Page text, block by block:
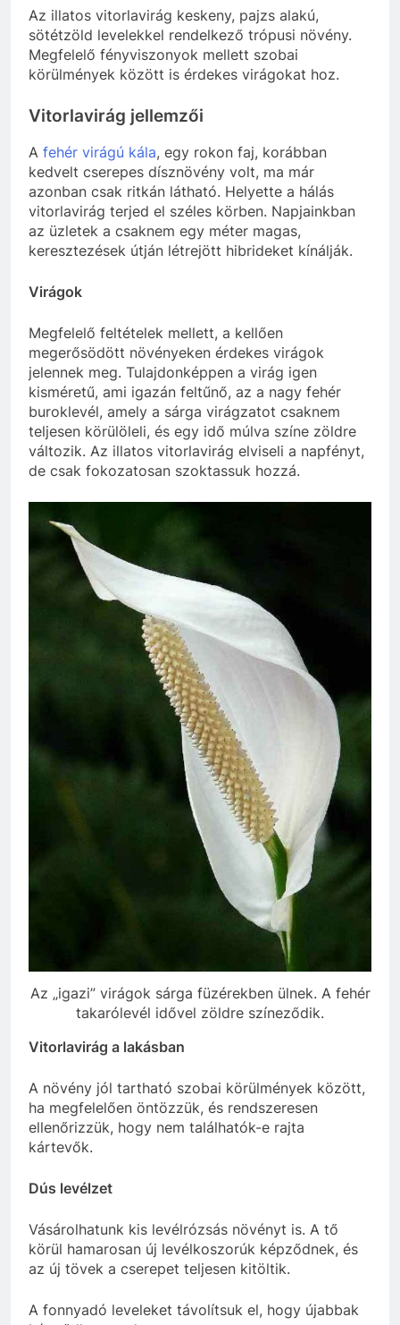
Az illatos vitorlavirág keskeny, pajzs alakú,
sötétzöld levelekkel rendelkező trópusi növény.
Megfelelő fényviszonyok mellett szobai
körülmények között is érdekes virágokat hoz.
Vitorlavirág jellemzői
A fehér virágú kála, egy rokon faj, korábban
kedvelt cserepes dísznövény volt, ma már
azonban csak ritkán látható. Helyette a hálás
vitorlavirág terjed el széles körben. Napjainkban
az üzletek a csaknem egy méter magas,
keresztezések útján létrejött hibrideket kínálják.
Virágok
Megfelelő feltételek mellett, a kellően
megerősödött növényeken érdekes virágok
jelennek meg. Tulajdonképpen a virág igen
kisméretű, ami igazán feltűnő, az a nagy fehér
buroklevél, amely a sárga virágzatot csaknem
teljesen körülöleli, és egy idő múlva színe zöldre
változik. Az illatos vitorlavirág elviseli a napfényt,
de csak fokozatosan szoktassuk hozzá.
Az „igazi” virágok sárga füzérekben ülnek. A fehér
takarólevél idővel zöldre színeződik.
Vitorlavirág a lakásban
A növény jól tartható szobai körülmények között,
ha megfelelően öntözzük, és rendszeresen
ellenőrizzük, hogy nem találhatók-e rajta
kártevők.
Dús levélzet
Vásárolhatunk kis levélrózsás növényt is. A tő
körül hamarosan új levélkoszorúk képződnek, és
az új tövek a cserepet teljesen kitöltik.
A fonnyadó leveleket távolítsuk el, hogy újabbak